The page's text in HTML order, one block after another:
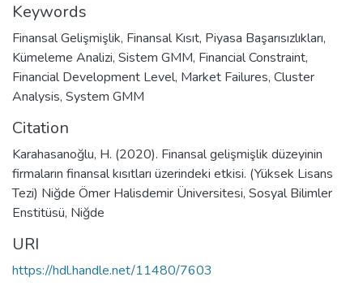
Keywords
Finansal Gelişmişlik, Finansal Kısıt, Piyasa Başarısızlıkları,
Kümeleme Analizi, Sistem GMM, Financial Constraint,
Financial Development Level, Market Failures, Cluster
Analysis, System GMM
Citation
Karahasanoğlu, H. (2020). Finansal gelişmişlik düzeyinin
firmaların finansal kısıtları üzerindeki etkisi. (Yüksek Lisans
Tezi) Niğde Ömer Halisdemir Üniversitesi, Sosyal Bilimler
Enstitüsü, Niğde
URI
https://hdl.handle.net/11480/7603